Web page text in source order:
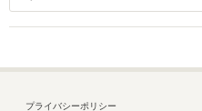
プライバシーポリシー